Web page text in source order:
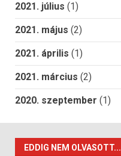
2021. július (1)
2021. május (2)
2021. április (1)
2021. március (2)
2020. szeptember (1)
EDDIG NEM OLVASOTT...